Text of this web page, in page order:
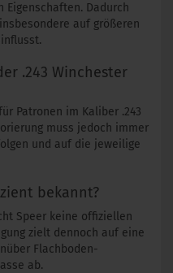
Dadurch
auf größeren
.243 Winchester
Patronen im Kaliber .243
muss jedoch immer
und auf die jeweilige
bekannt?
Speer keine offiziellen
zielt dennoch auf eine
Flachboden-
ab.